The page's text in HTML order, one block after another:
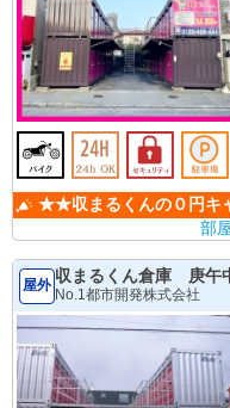
★★収まるくんの０円キ
部
屋外 収まるくん倉庫 庚午
No.1都市開発株式会社